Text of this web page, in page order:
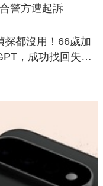
警方遭起訴
探都沒用！66歲加
，成功找回失散